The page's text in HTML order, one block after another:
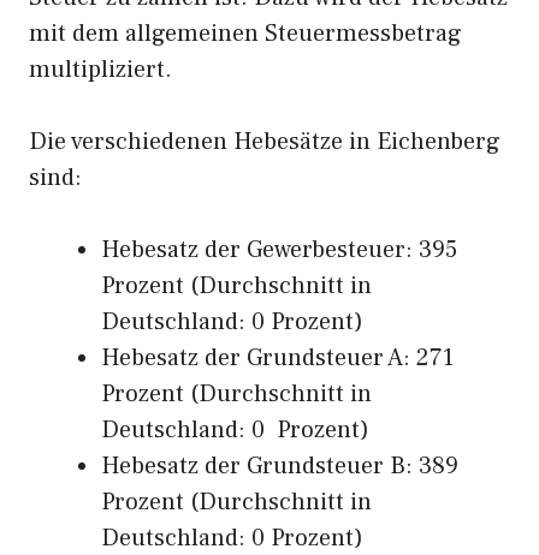
mit dem allgemeinen Steuermessbetrag
multipliziert.
Die verschiedenen Hebesätze in Eichenberg
sind:
Hebesatz der Gewerbesteuer: 395
Prozent (Durchschnitt in
Deutschland: 0 Prozent)
Hebesatz der Grundsteuer A: 271
Prozent (Durchschnitt in
Deutschland: 0 Prozent)
Hebesatz der Grundsteuer B: 389
Prozent (Durchschnitt in
Deutschland: 0 Prozent)